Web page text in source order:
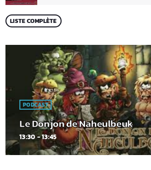
LISTE COMPLÈTE
PODCAST
Le Donjon de Naheulbeuk
13:30 - 13:45